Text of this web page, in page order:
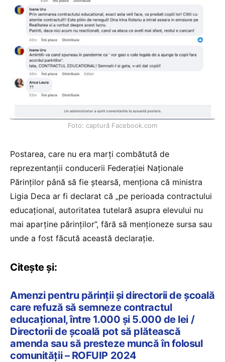
Foto: captură Facebook.com
Postarea, care nu era marți combătută de
reprezentanții conducerii Federației Naționale
Părinților până să fie ștearsă, menționa că ministra
Ligia Deca ar fi declarat că „pe perioada contractului
educațional, autoritatea tutelară asupra elevului nu
mai aparține părinților”, fără să menționeze sursa sau
unde a fost făcută această declarație.
Citește și:
Amenzi pentru părinții și directorii de școală
care refuză să semneze contractul
educațional, între 1.000 și 5.000 de lei /
Directorii de școală pot să plătească
amenda sau să presteze muncă în folosul
comunității – ROFUIP 2024